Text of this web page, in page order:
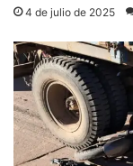
4 de julio de 2025